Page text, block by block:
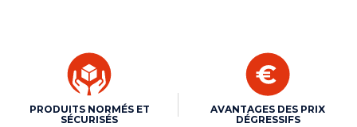
PRODUITS NORMÉS ET
SÉCURISÉS
AVANTAGES DES PRIX
DÉGRESSIFS